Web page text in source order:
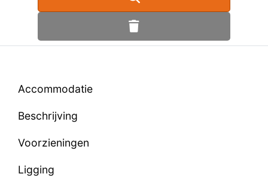
Accommodatie
Beschrijving
Voorzieningen
Ligging